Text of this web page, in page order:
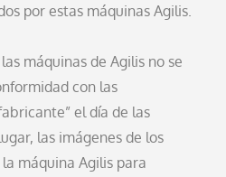
por estas máquinas Agilis.
máquinas de Agilis no se
con las
el día de las
las imágenes de los
máquina Agilis para